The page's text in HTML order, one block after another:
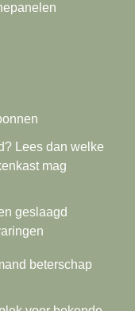
Lees dan welke
mag
geslaagd
beterschap